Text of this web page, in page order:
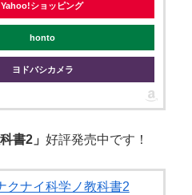
Yahoo!ショッピング
honto
ヨドバシカメラ
書2」 好評発売中です！
クナイ科学ノ教科書2